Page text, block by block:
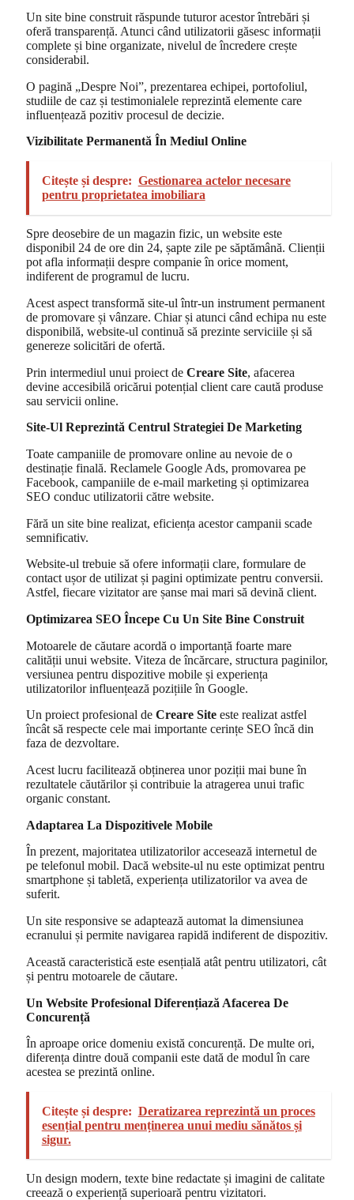
Un site bine construit răspunde tuturor acestor întrebări și
oferă transparență. Atunci când utilizatorii găsesc informații
complete și bine organizate, nivelul de încredere crește
considerabil.
O pagină „Despre Noi”, prezentarea echipei, portofoliul,
studiile de caz și testimonialele reprezintă elemente care
influențează pozitiv procesul de decizie.
Vizibilitate Permanentă În Mediul Online
Citește și despre: Gestionarea actelor necesare
pentru proprietatea imobiliara
Spre deosebire de un magazin fizic, un website este
disponibil 24 de ore din 24, șapte zile pe săptămână. Clienții
pot afla informații despre companie în orice moment,
indiferent de programul de lucru.
Acest aspect transformă site-ul într-un instrument permanent
de promovare și vânzare. Chiar și atunci când echipa nu este
disponibilă, website-ul continuă să prezinte serviciile și să
genereze solicitări de ofertă.
Prin intermediul unui proiect de Creare Site, afacerea
devine accesibilă oricărui potențial client care caută produse
sau servicii online.
Site-Ul Reprezintă Centrul Strategiei De Marketing
Toate campaniile de promovare online au nevoie de o
destinație finală. Reclamele Google Ads, promovarea pe
Facebook, campaniile de e-mail marketing și optimizarea
SEO conduc utilizatorii către website.
Fără un site bine realizat, eficiența acestor campanii scade
semnificativ.
Website-ul trebuie să ofere informații clare, formulare de
contact ușor de utilizat și pagini optimizate pentru conversii.
Astfel, fiecare vizitator are șanse mai mari să devină client.
Optimizarea SEO Începe Cu Un Site Bine Construit
Motoarele de căutare acordă o importanță foarte mare
calității unui website. Viteza de încărcare, structura paginilor,
versiunea pentru dispozitive mobile și experiența
utilizatorilor influențează pozițiile în Google.
Un proiect profesional de Creare Site este realizat astfel
încât să respecte cele mai importante cerințe SEO încă din
faza de dezvoltare.
Acest lucru facilitează obținerea unor poziții mai bune în
rezultatele căutărilor și contribuie la atragerea unui trafic
organic constant.
Adaptarea La Dispozitivele Mobile
În prezent, majoritatea utilizatorilor accesează internetul de
pe telefonul mobil. Dacă website-ul nu este optimizat pentru
smartphone și tabletă, experiența utilizatorilor va avea de
suferit.
Un site responsive se adaptează automat la dimensiunea
ecranului și permite navigarea rapidă indiferent de dispozitiv.
Această caracteristică este esențială atât pentru utilizatori, cât
și pentru motoarele de căutare.
Un Website Profesional Diferențiază Afacerea De
Concurență
În aproape orice domeniu există concurență. De multe ori,
diferența dintre două companii este dată de modul în care
acestea se prezintă online.
Citește și despre: Deratizarea reprezintă un proces
esențial pentru menținerea unui mediu sănătos și
sigur.
Un design modern, texte bine redactate și imagini de calitate
creează o experiență superioară pentru vizitatori.